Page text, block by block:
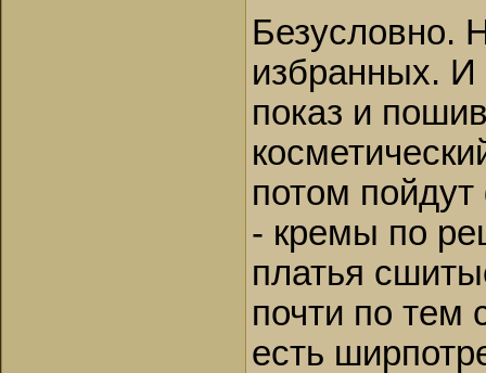
Безусловно.
избранных. И
показ и
потом
- кремы по
платья
почти по тем
есть